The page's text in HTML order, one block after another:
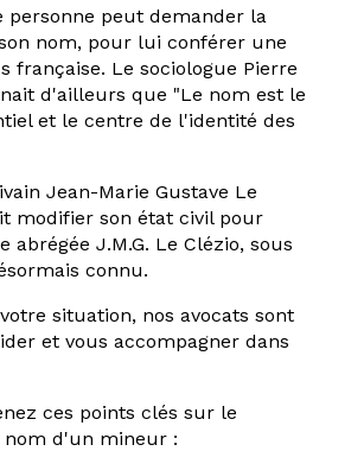
personne peut demander la
nom, pour lui conférer une
française. Le sociologue Pierre
d'ailleurs que "Le nom est le
et le centre de l'identité des
Jean-Marie Gustave Le
modifier son état civil pour
abrégée J.M.G. Le Clézio, sous
connu.
situation, nos avocats sont
et vous accompagner dans
ces points clés sur le
nom d'un mineur :